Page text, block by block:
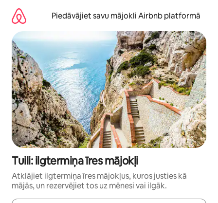
saturu
Piedāvājiet savu mājokli Airbnb platformā
Tuili: ilgtermiņa īres mājokļi
Atklājiet ilgtermiņa īres mājokļus, kuros justies kā
mājās, un rezervējiet tos uz mēnesi vai ilgāk.